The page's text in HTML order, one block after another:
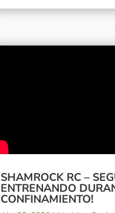
SHAMROCK RC –
ENTRENANDO
CONFINAMIENTO!